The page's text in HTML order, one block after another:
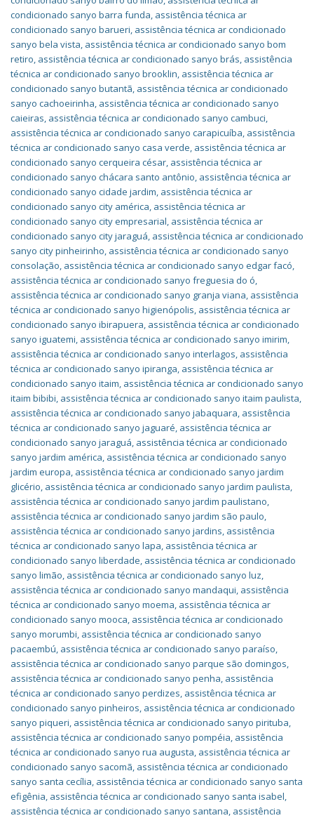
condicionado sanyo barra funda, assistência técnica ar
condicionado sanyo barueri, assistência técnica ar condicionado
sanyo bela vista, assistência técnica ar condicionado sanyo bom
retiro, assistência técnica ar condicionado sanyo brás, assistência
técnica ar condicionado sanyo brooklin, assistência técnica ar
condicionado sanyo butantã, assistência técnica ar condicionado
sanyo cachoeirinha, assistência técnica ar condicionado sanyo
caieiras, assistência técnica ar condicionado sanyo cambuci,
assistência técnica ar condicionado sanyo carapicuíba, assistência
técnica ar condicionado sanyo casa verde, assistência técnica ar
condicionado sanyo cerqueira césar, assistência técnica ar
condicionado sanyo chácara santo antônio, assistência técnica ar
condicionado sanyo cidade jardim, assistência técnica ar
condicionado sanyo city américa, assistência técnica ar
condicionado sanyo city empresarial, assistência técnica ar
condicionado sanyo city jaraguá, assistência técnica ar condicionado
sanyo city pinheirinho, assistência técnica ar condicionado sanyo
consolação, assistência técnica ar condicionado sanyo edgar facó,
assistência técnica ar condicionado sanyo freguesia do ó,
assistência técnica ar condicionado sanyo granja viana, assistência
técnica ar condicionado sanyo higienópolis, assistência técnica ar
condicionado sanyo ibirapuera, assistência técnica ar condicionado
sanyo iguatemi, assistência técnica ar condicionado sanyo imirim,
assistência técnica ar condicionado sanyo interlagos, assistência
técnica ar condicionado sanyo ipiranga, assistência técnica ar
condicionado sanyo itaim, assistência técnica ar condicionado sanyo
itaim bibibi, assistência técnica ar condicionado sanyo itaim paulista,
assistência técnica ar condicionado sanyo jabaquara, assistência
técnica ar condicionado sanyo jaguaré, assistência técnica ar
condicionado sanyo jaraguá, assistência técnica ar condicionado
sanyo jardim américa, assistência técnica ar condicionado sanyo
jardim europa, assistência técnica ar condicionado sanyo jardim
glicério, assistência técnica ar condicionado sanyo jardim paulista,
assistência técnica ar condicionado sanyo jardim paulistano,
assistência técnica ar condicionado sanyo jardim são paulo,
assistência técnica ar condicionado sanyo jardins, assistência
técnica ar condicionado sanyo lapa, assistência técnica ar
condicionado sanyo liberdade, assistência técnica ar condicionado
sanyo limão, assistência técnica ar condicionado sanyo luz,
assistência técnica ar condicionado sanyo mandaqui, assistência
técnica ar condicionado sanyo moema, assistência técnica ar
condicionado sanyo mooca, assistência técnica ar condicionado
sanyo morumbi, assistência técnica ar condicionado sanyo
pacaembú, assistência técnica ar condicionado sanyo paraíso,
assistência técnica ar condicionado sanyo parque são domingos,
assistência técnica ar condicionado sanyo penha, assistência
técnica ar condicionado sanyo perdizes, assistência técnica ar
condicionado sanyo pinheiros, assistência técnica ar condicionado
sanyo piqueri, assistência técnica ar condicionado sanyo pirituba,
assistência técnica ar condicionado sanyo pompéia, assistência
técnica ar condicionado sanyo rua augusta, assistência técnica ar
condicionado sanyo sacomã, assistência técnica ar condicionado
sanyo santa cecília, assistência técnica ar condicionado sanyo santa
efigênia, assistência técnica ar condicionado sanyo santa isabel,
assistência técnica ar condicionado sanyo santana, assistência